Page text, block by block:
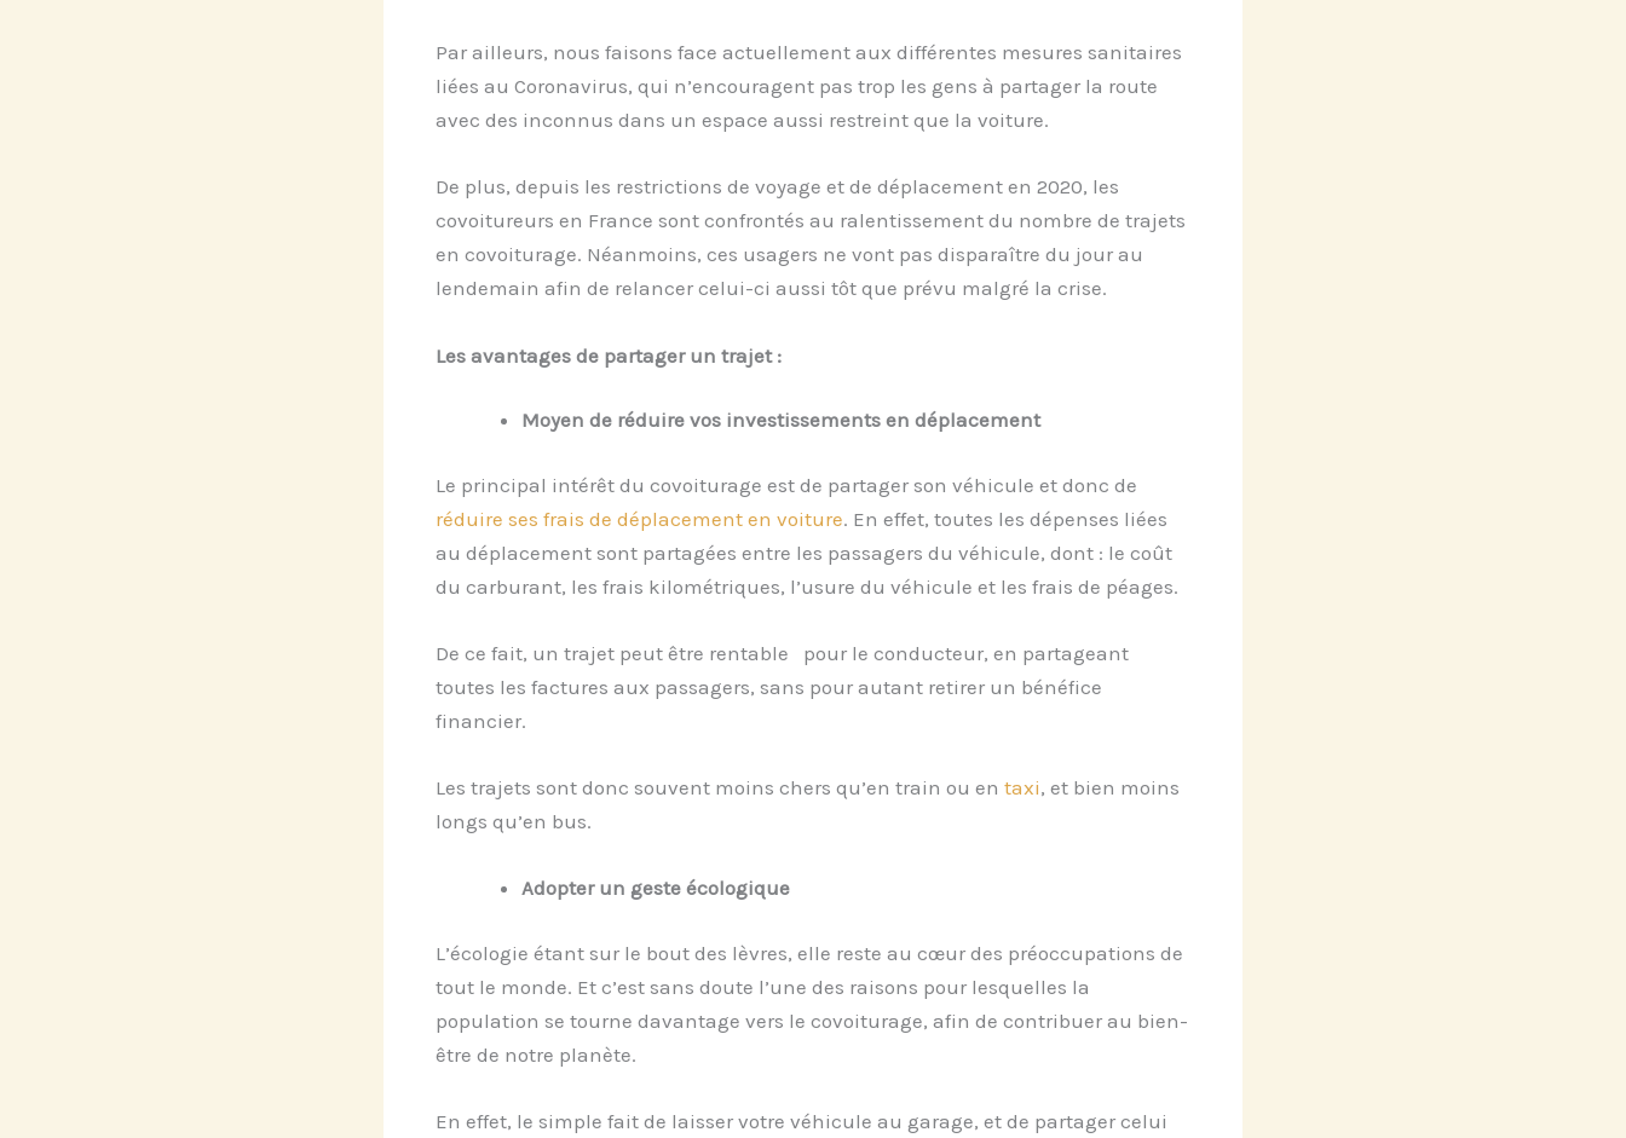
Par ailleurs, nous faisons face actuellement aux différentes mesures sanitaires
liées au Coronavirus, qui n’encouragent pas trop les gens à partager la route
avec des inconnus dans un espace aussi restreint que la voiture.
De plus, depuis les restrictions de voyage et de déplacement en 2020, les
covoitureurs en France sont confrontés au ralentissement du nombre de trajets
en covoiturage. Néanmoins, ces usagers ne vont pas disparaître du jour au
lendemain afin de relancer celui-ci aussi tôt que prévu malgré la crise.
Les avantages de partager un trajet :
Moyen de réduire vos investissements en déplacement
Le principal intérêt du covoiturage est de partager son véhicule et donc de
réduire ses frais de déplacement en voiture. En effet, toutes les dépenses liées
au déplacement sont partagées entre les passagers du véhicule, dont : le coût
du carburant, les frais kilométriques, l’usure du véhicule et les frais de péages.
De ce fait, un trajet peut être rentable pour le conducteur, en partageant
toutes les factures aux passagers, sans pour autant retirer un bénéfice
financier.
Les trajets sont donc souvent moins chers qu’en train ou en taxi, et bien moins
longs qu’en bus.
Adopter un geste écologique
L’écologie étant sur le bout des lèvres, elle reste au cœur des préoccupations de
tout le monde. Et c’est sans doute l’une des raisons pour lesquelles la
population se tourne davantage vers le covoiturage, afin de contribuer au bien-
être de notre planète.
En effet, le simple fait de laisser votre véhicule au garage, et de partager celui